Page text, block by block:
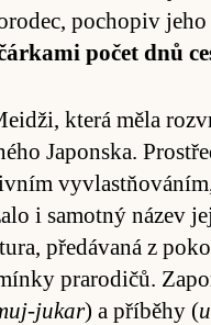
po­chopiv
po­čet dnů
která měla
Japon­ska.
i sa­motný ná­zev
pře­dávaná z
pra­ro­di­čů.
jukar) a pří­běhy (